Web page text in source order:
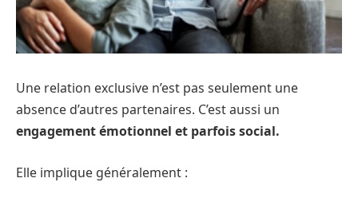
Une relation exclusive n’est pas seulement une
absence d’autres partenaires. C’est aussi un
engagement émotionnel et parfois social.
Elle implique généralement :